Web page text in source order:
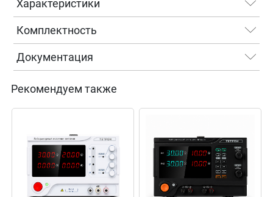
Характеристики
Комплектность
Документация
Рекомендуем также